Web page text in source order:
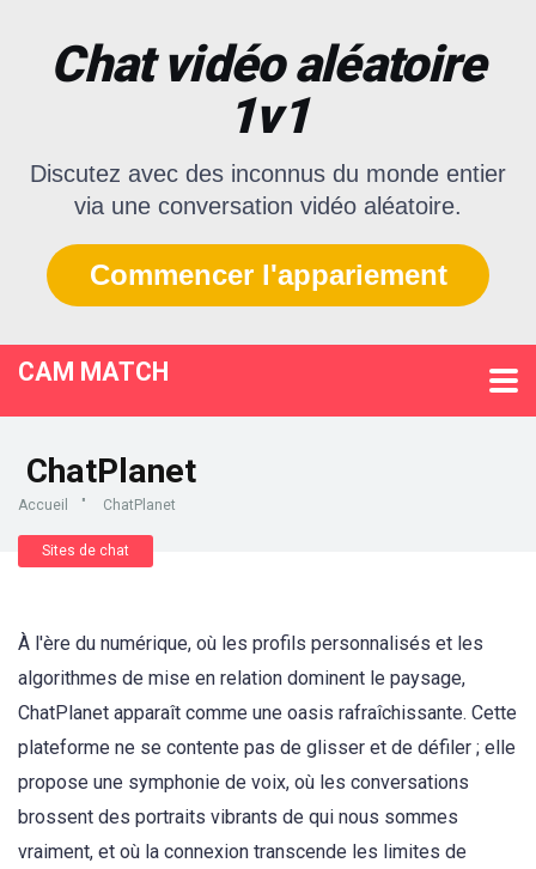
Chat vidéo aléatoire
1v1
Discutez avec des inconnus du monde entier
via une conversation vidéo aléatoire.
Commencer l'appariement
CAM MATCH
ChatPlanet
Accueil " ChatPlanet
Sites de chat
À l'ère du numérique, où les profils personnalisés et les
algorithmes de mise en relation dominent le paysage,
ChatPlanet apparaît comme une oasis rafraîchissante. Cette
plateforme ne se contente pas de glisser et de défiler ; elle
propose une symphonie de voix, où les conversations
brossent des portraits vibrants de qui nous sommes
vraiment, et où la connexion transcende les limites de